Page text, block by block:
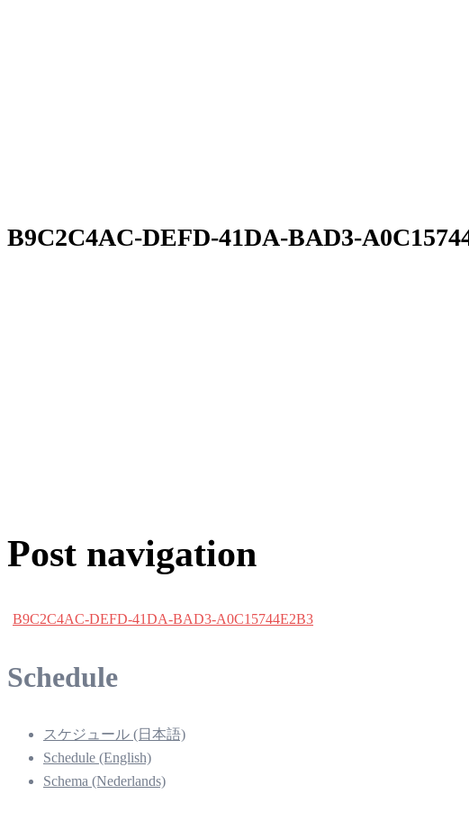
B9C2C4AC-DEFD-41DA-BAD3-
Post navigation
B9C2C4AC-DEFD-41DA-BAD3-A0C15744E2B3
Schedule
スケジュール (日本語)
Schedule (English)
Schema (Nederlands)